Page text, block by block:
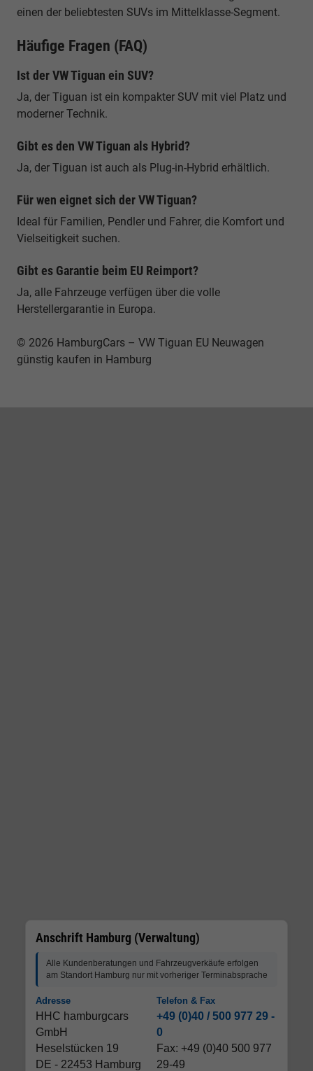
einen der beliebtesten SUVs im Mittelklasse-Segment.
Häufige Fragen (FAQ)
Ist der VW Tiguan ein SUV?
Ja, der Tiguan ist ein kompakter SUV mit viel Platz und
moderner Technik.
Gibt es den VW Tiguan als Hybrid?
Ja, der Tiguan ist auch als Plug-in-Hybrid erhältlich.
Für wen eignet sich der VW Tiguan?
Ideal für Familien, Pendler und Fahrer, die Komfort und
Vielseitigkeit suchen.
Gibt es Garantie beim EU Reimport?
Ja, alle Fahrzeuge verfügen über die volle
Herstellergarantie in Europa.
© 2026 HamburgCars – VW Tiguan EU Neuwagen
günstig kaufen in Hamburg
Anschrift Hamburg (Verwaltung)
Alle Kundenberatungen und Fahrzeugverkäufe erfolgen
am Standort Hamburg nur mit vorheriger Terminabsprache
Adresse
HHC hamburgcars
GmbH
Heselstücken 19
DE - 22453 Hamburg
Telefon & Fax
+49 (0)40 / 500 977 29 -
0
Fax: +49 (0)40 500 977
29-49